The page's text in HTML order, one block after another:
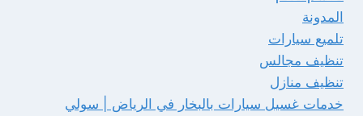
المدونة
تلميع سيارات
تنظيف مجالس
تنظيف منازل
خدمات غسيل سيارات بالبخار في الرياض | سولي